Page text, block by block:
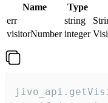
Name Type
err
string
visitorNumber integer